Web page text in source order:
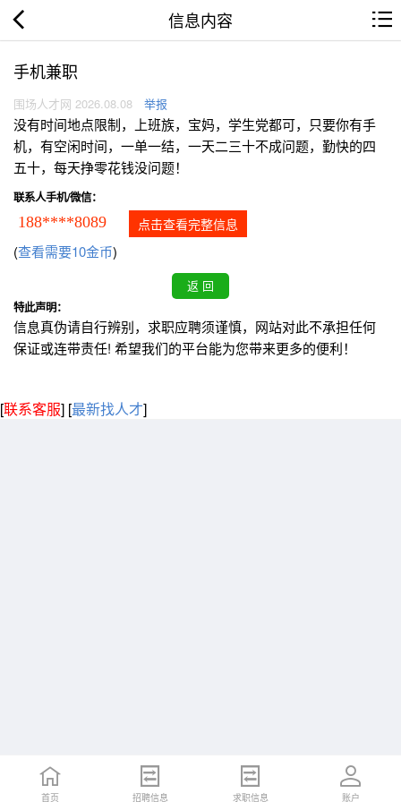
信息内容
手机兼职
围场人才网 2026.08.08 举报
没有时间地点限制，上班族，宝妈，学生党都可，只要你有手
机，有空闲时间，一单一结，一天二三十不成问题，勤快的四
五十，每天挣零花钱没问题！
联系人手机/微信：
188****8089 点击查看完整信息
(查看需要10金币)
特此声明：
信息真伪请自行辨别，求职应聘须谨慎，网站对此不承担任何
保证或连带责任! 希望我们的平台能为您带来更多的便利！
[联系客服] [最新找人才]
首页 招聘信息 求职信息 账户